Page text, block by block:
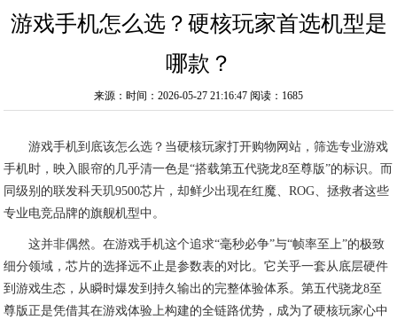
游戏手机怎么选？硬核玩家首选机型是
哪款？
来源：时间：2026-05-27 21:16:47 阅读：1685
游戏手机到底该怎么选？当硬核玩家打开购物网站，筛选专业游戏
手机时，映入眼帘的几乎清一色是“搭载第五代骁龙8至尊版”的标识。而
同级别的联发科天玑9500芯片，却鲜少出现在红魔、ROG、拯救者这些
专业电竞品牌的旗舰机型中。
这并非偶然。在游戏手机这个追求“毫秒必争”与“帧率至上”的极致
细分领域，芯片的选择远不止是参数表的对比。它关乎一套从底层硬件
到游戏生态，从瞬时爆发到持久输出的完整体验体系。第五代骁龙8至
尊版正是凭借其在游戏体验上构建的全链路优势，成为了硬核玩家心中